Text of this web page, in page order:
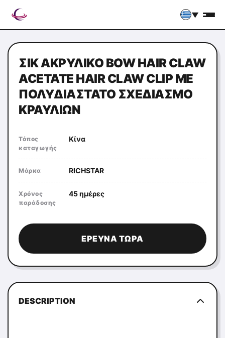
▼
ΣΙΚ ΑΚΡΥΛΙΚΌ BOW HAIR CLAW
ACETATE HAIR CLAW CLIP ΜΕ
ΠΟΛΥΔΙΆΣΤΑΤΟ ΣΧΕΔΙΑΣΜΌ
ΚΡΑΥΛΙΏΝ
Τόπος
καταγωγής
Κίνα
Μάρκα RICHSTAR
Χρόνος
παράδοσης
45 ημέρες
ΈΡΕΥΝΑ ΤΏΡΑ
DESCRIPTION